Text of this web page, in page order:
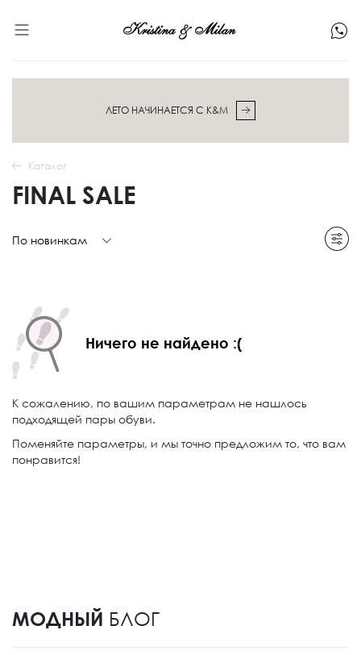
ЛЕТО НАЧИНАЕТСЯ С K&M
Каталог
FINAL SALE
По новинкам
Ничего не найдено :(
К сожалению, по вашим параметрам не нашлось
подходящей пары обуви.
Поменяйте параметры, и мы точно предложим то, что вам
понравится!
МОДНЫЙ БЛОГ